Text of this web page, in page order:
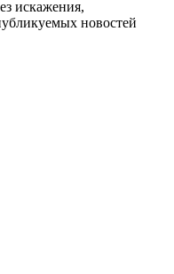
искажения,
новостей